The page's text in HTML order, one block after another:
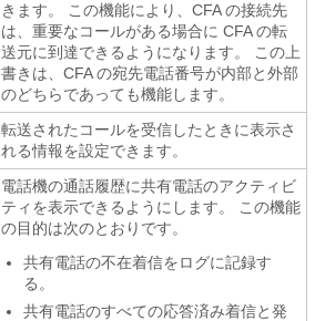
きます。 この機能により、CFA の接続先
は、重要なコールがある場合に CFA の転
送元に到達できるようになります。 この上
書きは、CFA の宛先電話番号が内部と外部
のどちらであっても機能します。
転送されたコールを受信したときに表示さ
れる情報を設定できます。
電話機の通話履歴に共有電話のアクティビ
ティを表示できるようにします。 この機能
の目的は次のとおりです。
共有電話の不在着信をログに記録す
る。
共有電話のすべての応答済み着信と発